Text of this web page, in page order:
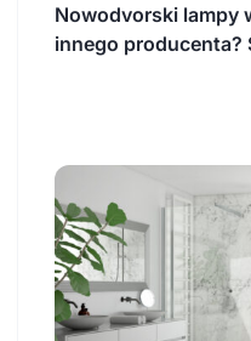
Nowodvorski lampy
innego producenta?